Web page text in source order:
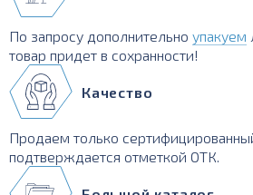
По запросу дополнительно упакуем
товар придет в сохранности!
Качество
Продаем только
подтверждается отметкой ОТК.